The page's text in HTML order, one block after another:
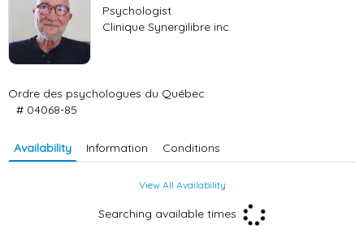
Psychologist
Clinique Synergilibre inc.
Ordre des psychologues du Québec
# 04068-85
Availability Information Conditions
View All Availability
Searching available times